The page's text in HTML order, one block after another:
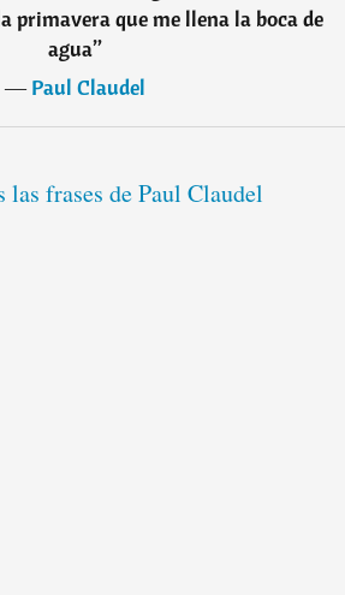
primavera que me llena la boca de
agua”
―Paul Claudel
las frases de Paul Claudel